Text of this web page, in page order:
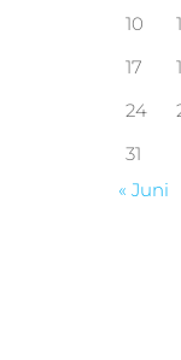
10
17
24
31
« Juni